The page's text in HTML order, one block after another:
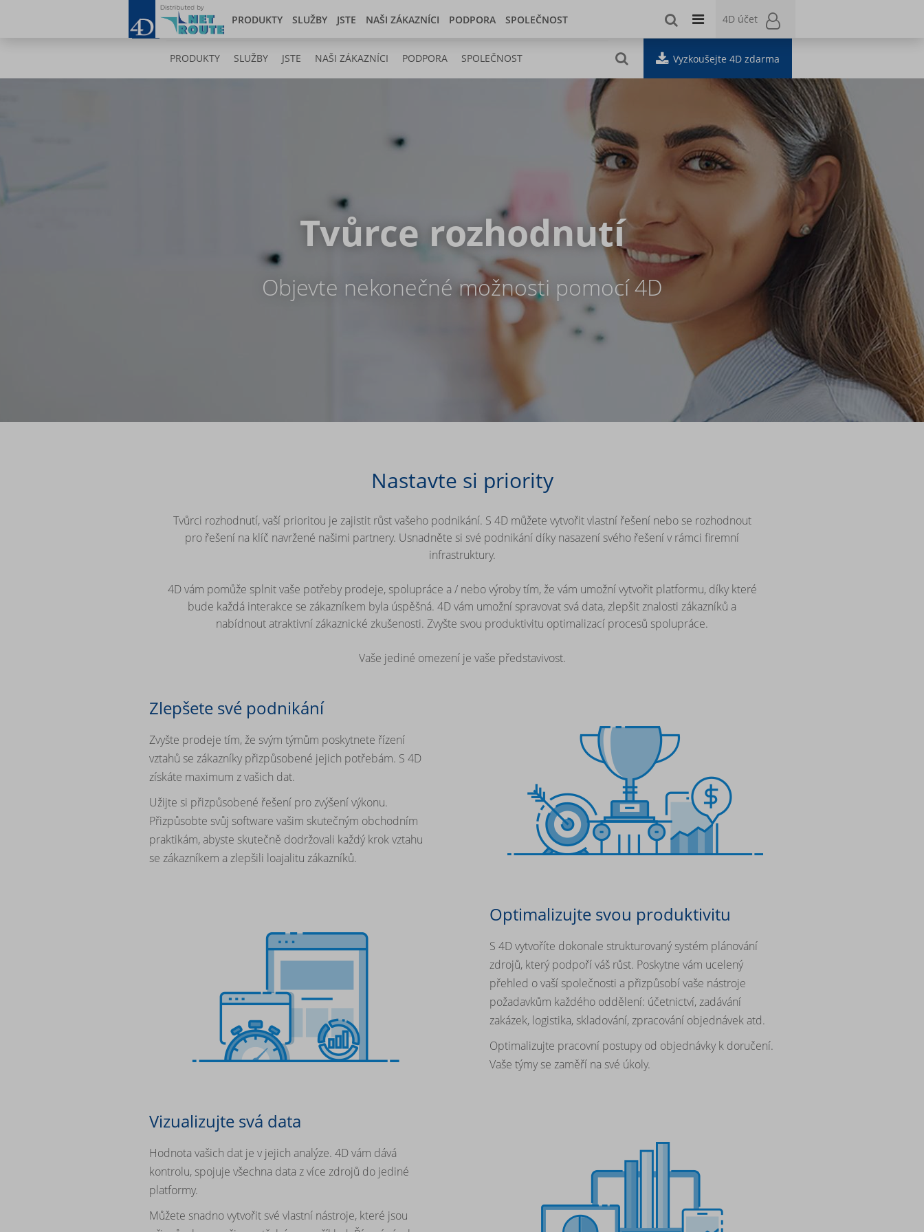
PRODUKTY SLUŽBY JSTE NAŠI ZÁKAZNÍCI PODPORA SPOLEČNOST 4D účet
Blog Developer center Store Czech Republic 4D účet
PRODUKTY SLUŽBY JSTE NAŠI ZÁKAZNÍCI PODPORA SPOLEČNOST Vyzkoušejte 4D zdarma
Tvůrce rozhodnutí
Objevte nekonečné možnosti pomocí 4D
Nastavte si priority
Tvůrci rozhodnutí, vaší prioritou je zajistit růst vašeho podnikání. S 4D můžete vytvořit vlastní řešení nebo se rozhodnout
pro řešení na klíč navržené našimi partnery. Usnadněte si své podnikání díky nasazení svého řešení v rámci firemní
infrastruktury.
4D vám pomůže splnit vaše potřeby prodeje, spolupráce a / nebo výroby tím, že vám umožní vytvořit platformu, díky které
bude každá interakce se zákazníkem byla úspěšná. 4D vám umožní spravovat svá data, zlepšit znalosti zákazníků a
nabídnout atraktivní zákaznické zkušenosti. Zvyšte svou produktivitu optimalizací procesů spolupráce.
Vaše jediné omezení je vaše představivost.
Zlepšete své podnikání
Zvyšte prodeje tím, že svým týmům poskytnete řízení
vztahů se zákazníky přizpůsobené jejich potřebám. S 4D
získáte maximum z vašich dat.
Užijte si přizpůsobené řešení pro zvýšení výkonu.
Přizpůsobte svůj software vašim skutečným obchodním
praktikám, abyste skutečně dodržovali každý krok vztahu
se zákazníkem a zlepšili loajalitu zákazníků.
Optimalizujte svou produktivitu
S 4D vytvoříte dokonale strukturovaný systém plánování
zdrojů, který podpoří váš růst. Poskytne vám ucelený
přehled o vaší společnosti a přizpůsobí vaše nástroje
požadavkům každého oddělení: účetnictví, zadávání
zakázek, logistika, skladování, zpracování objednávek atd.
Optimalizujte pracovní postupy od objednávky k doručení.
Vaše týmy se zaměří na své úkoly.
Vizualizujte svá data
Hodnota vašich dat je v jejich analýze. 4D vám dává
kontrolu, spojuje všechna data z více zdrojů do jediné
platformy.
Můžete snadno vytvořit své vlastní nástroje, které jsou